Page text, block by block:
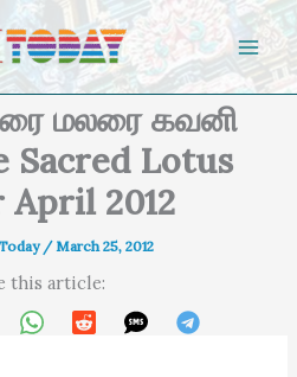
மலரை கவனி
Sacred Lotus
April 2012
/March 25, 2012
this article: